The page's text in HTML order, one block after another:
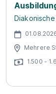
Mehrere
1.500 -